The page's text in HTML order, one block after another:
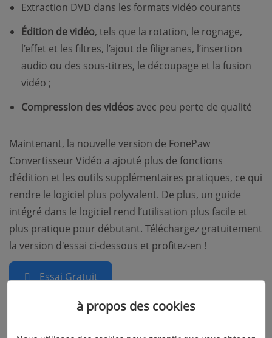
Extraction DVD dans les formats vidéo courants
Édition de vidéo, tels que la rotation, le rognage,
l’effet et les filtres, l’ajout de filigranes, l’insertion
audio ou des sous-titres, le découpage et la fusion
vidéo ;
Compression des vidéos avec peu perte de qualité
Maintenant, la nouvelle version de FonePaw
Convertisseur Vidéo a ajouté plus de fonctions
d’édition et les outils supplémentaires pratiques, ce qui
rendre le logiciel plus polyvalent. De plus, un guide
intégré dans le logiciel rend l’utilisation plus facile et
plus pratique pour débutant. Téléchargez gratuitement
la version d'essai ci-dessous et profitez-en !
Essai Gratuit
Essai Gratuità propos des cookies